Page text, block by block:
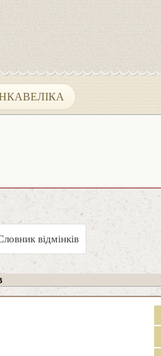
відмінків